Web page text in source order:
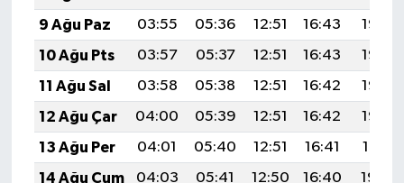
9 Ağu Paz
03:55 05:36 12:51 16:43
19:56
10 Ağu Pts
03:57 05:37 12:51 16:43
19:55
11 Ağu Sal
03:58 05:38 12:51 16:42
19:53
12 Ağu Çar
04:00 05:39 12:51 16:42
19:52
13 Ağu Per
04:01 05:40 12:51 16:41
19:51
14 Ağu Cum
04:03 05:41 12:50 16:40
19:49